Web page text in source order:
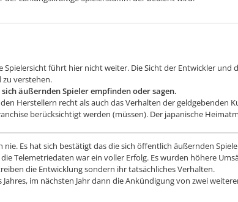
Spielersicht führt hier nicht weiter. Die Sicht der Entwickler und
zu verstehen.
äußernden Spieler empfinden oder sagen.
Herstellern recht als auch das Verhalten der geldgebenden
berücksichtigt werden (müssen). Der japanische
nie. Es hat sich bestätigt das die sich öffentlich äußernden
Telemetriedaten war ein voller Erfolg. Es wurden höhere
die Entwicklung sondern ihr tatsächliches Verhalten.
im nächsten Jahr dann die Ankündigung von zwei